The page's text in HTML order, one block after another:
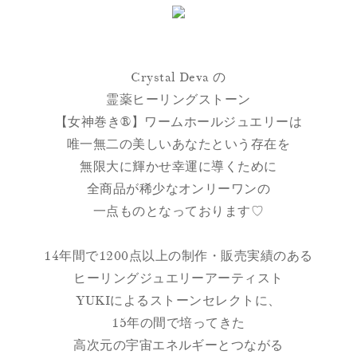
Crystal Deva の
霊薬ヒーリングストーン
【女神巻き®】ワームホールジュエリーは
唯一無二の美しいあなたという存在を
無限大に輝かせ幸運に導くために
全商品が稀少なオンリーワンの
一点ものとなっております♡
14年間で1200点以上の制作・販売実績のある
ヒーリングジュエリーアーティスト
YUKIによるストーンセレクトに、
15年の間で培ってきた
高次元の宇宙エネルギーとつながる